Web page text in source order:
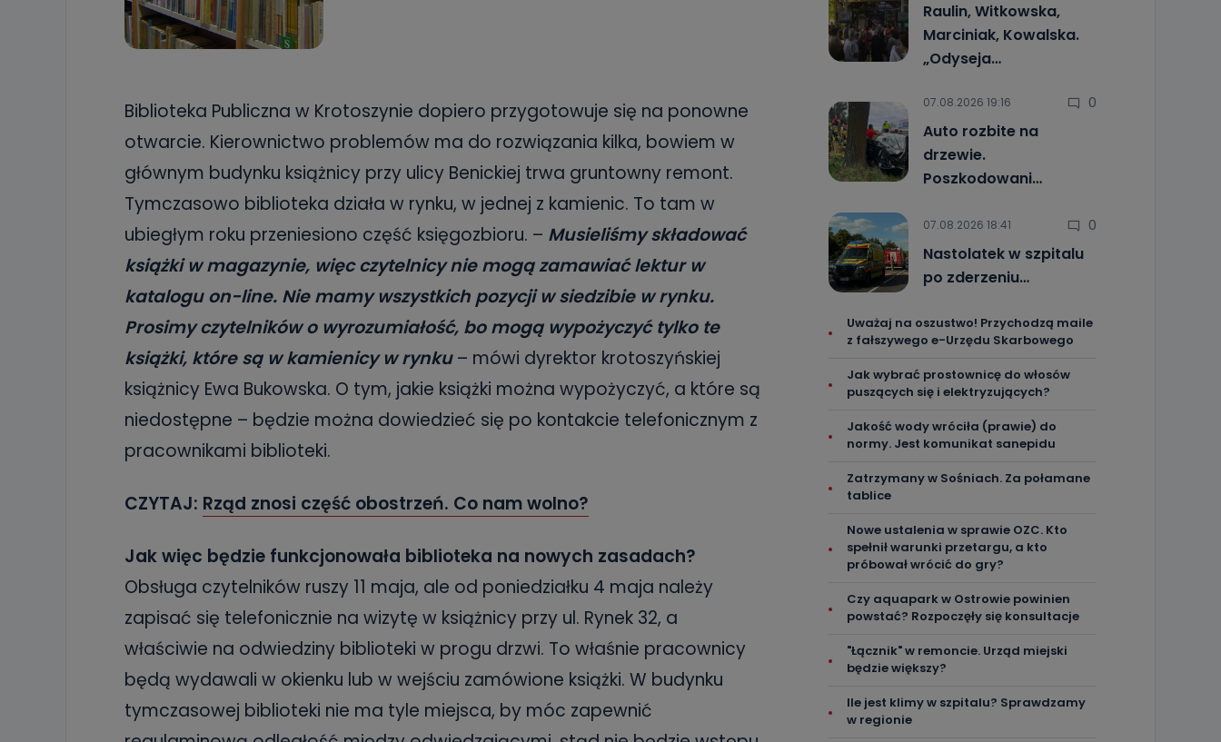
Biblioteka Publiczna w Krotoszynie dopiero przygotowuje się na ponowne
otwarcie. Kierownictwo problemów ma do rozwiązania kilka, bowiem w
głównym budynku książnicy przy ulicy Benickiej trwa gruntowny remont.
Tymczasowo biblioteka działa w rynku, w jednej z kamienic. To tam w
ubiegłym roku przeniesiono część księgozbioru. – Musieliśmy składować
książki w magazynie, więc czytelnicy nie mogą zamawiać lektur w
katalogu on-line. Nie mamy wszystkich pozycji w siedzibie w rynku.
Prosimy czytelników o wyrozumiałość, bo mogą wypożyczyć tylko te
książki, które są w kamienicy w rynku– mówi dyrektor krotoszyńskiej
książnicy Ewa Bukowska. O tym, jakie książki można wypożyczyć, a które są
niedostępne – będzie można dowiedzieć się po kontakcie telefonicznym z
pracownikami biblioteki.
CZYTAJ: Rząd znosi część obostrzeń. Co nam wolno?
Jak więc będzie funkcjonowała biblioteka na nowych zasadach?
Obsługa czytelników ruszy 11 maja, ale od poniedziałku 4 maja należy
zapisać się telefonicznie na wizytę w książnicy przy ul. Rynek 32, a
właściwie na odwiedziny biblioteki w progu drzwi. To właśnie pracownicy
będą wydawali w okienku lub w wejściu zamówione książki. W budynku
tymczasowej biblioteki nie ma tyle miejsca, by móc zapewnić
Raulin, Witkowska,
Marciniak, Kowalska.
„Odyseja…
07.08.2026 19:16 0
Auto rozbite na
drzewie.
Poszkodowani…
07.08.2026 18:41 0
Nastolatek w szpitalu
po zderzeniu…
Uważaj na oszustwo! Przychodzą maile
z fałszywego e-Urzędu Skarbowego
Jak wybrać prostownicę do włosów
puszących się i elektryzujących?
Jakość wody wróciła (prawie) do
normy. Jest komunikat sanepidu
Zatrzymany w Sośniach. Za połamane
tablice
Nowe ustalenia w sprawie OZC. Kto
spełnił warunki przetargu, a kto
próbował wrócić do gry?
Czy aquapark w Ostrowie powinien
powstać? Rozpoczęły się konsultacje
"Łącznik" w remoncie. Urząd miejski
będzie większy?
Ile jest klimy w szpitalu? Sprawdzamy
w regionie